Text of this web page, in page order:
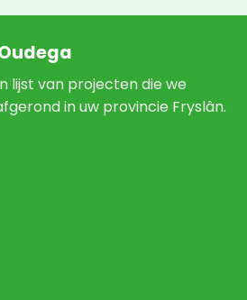
lijst van projecten die we
in uw provincie Fryslân.